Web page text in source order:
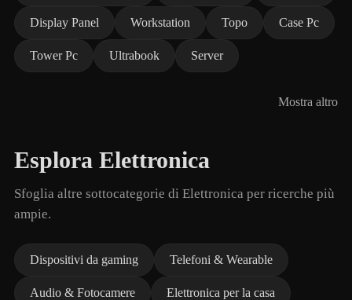
Display Panel Workstation Topo Case Pc
Tower Pc Ultrabook Server
Mostra altro
Esplora Elettronica
Sfoglia altre sottocategorie di Elettronica per ricerche più
ampie.
Dispositivi da gaming Telefoni & Wearable
Audio & Fotocamere Elettronica per la casa